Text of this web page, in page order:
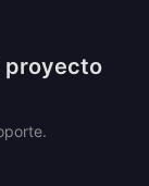
proyecto